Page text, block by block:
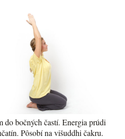
do bočných častí. Energia prúdi
Pôsobí na višuddhi čakru.